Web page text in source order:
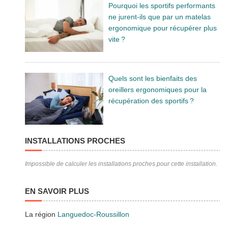
Pourquoi les sportifs performants
ne jurent-ils que par un matelas
ergonomique pour récupérer plus
vite ?
Quels sont les bienfaits des
oreillers ergonomiques pour la
récupération des sportifs ?
INSTALLATIONS PROCHES
Impossible de calculer les installations proches pour cette installation.
EN SAVOIR PLUS
La région Languedoc-Roussillon